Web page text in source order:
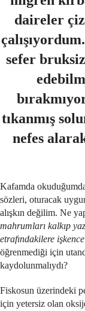
daireler
sefer
tıkanmış
nefes
Kafamda
sözleri, oturacak
alışkın değilim. Ne
mahrumları kalkıp
etrafındakilere
öğrenmediği için
kaydolunmalıydı?
Fiskosun üzerindeki
için yetersiz olan